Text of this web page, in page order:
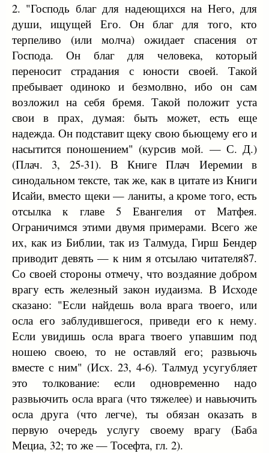
2. "Господь благ для надеющихся на Него, для
души, ищущей Его. Он благ для того, кто
терпеливо (или молча) ожидает спасения от
Господа. Он благ для человека, который
переносит страдания с юности своей. Такой
пребывает одиноко и безмолвно, ибо он сам
возложил на себя бремя. Такой положит уста
свои в прах, думая: быть может, есть еще
надежда. Он подставит щеку свою бьющему его и
насытится поношением" (курсив мой. — С. Д.)
(Плач. 3, 25-31). В Книге Плач Иеремии в
синодальном тексте, так же, как в цитате из Книги
Исайи, вместо щеки — ланиты, а кроме того, есть
отсылка к главе 5 Евангелия от Матфея.
Ограничимся этими двумя примерами. Всего же
их, как из Библии, так из Талмуда, Гирш Бендер
приводит девять — к ним я отсылаю читателя87.
Со своей стороны отмечу, что воздаяние добром
врагу есть железный закон иудаизма. В Исходе
сказано: "Если найдешь вола врага твоего, или
осла его заблудившегося, приведи его к нему.
Если увидишь осла врага твоего упавшим под
ношею своею, то не оставляй его; развьючь
вместе с ним" (Исх. 23, 4-6). Талмуд усугубляет
это толкование: если одновременно надо
развьючить осла врага (что тяжелее) и навьючить
осла друга (что легче), ты обязан оказать в
первую очередь услугу своему врагу (Баба
Мециа, 32; то же — Тосефта, гл. 2).